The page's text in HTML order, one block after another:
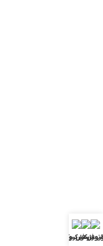
فارکس
فارکس
بررسی بروکرها